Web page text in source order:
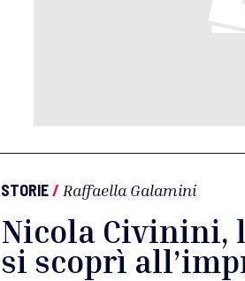
STORIE/ Raffaella Galamini
Nicola Civinini,
si scoprì